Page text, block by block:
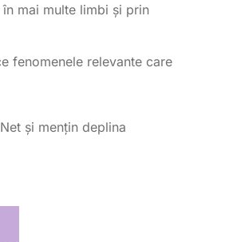
mai multe limbi și prin
fenomenele relevante care
și mențin deplina